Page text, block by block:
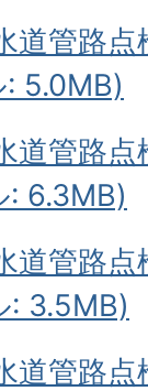
管路点
: 5.0MB)
管路点
: 6.3MB)
管路点
: 3.5MB)
管路点